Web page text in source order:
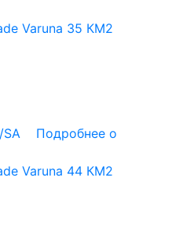
Varuna 35 КМ2
SA
Подробнее о
Varuna 44 КМ2